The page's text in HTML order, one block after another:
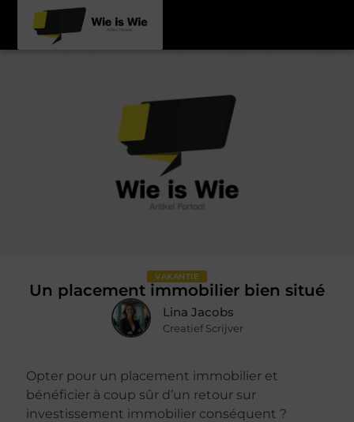
VAKANTIE
Un placement immobilier bien situé
Lina Jacobs
Creatief Scrijver
Opter pour un placement immobilier et
bénéficier à coup sûr d’un retour sur
investissement immobilier conséquent ?